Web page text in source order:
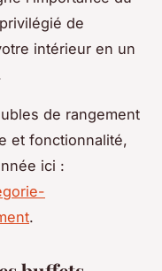
de
intérieur en un
de rangement
et fonctionnalité,
ici :
.